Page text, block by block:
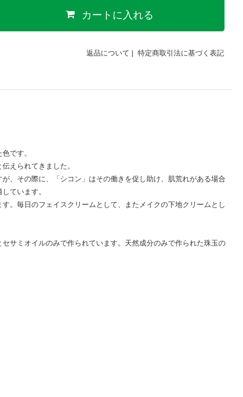
カートに入れる
返品について | 特定商取引法に基づく表記
です。
えられてきました。
、その際に、「シコン」はその働きを促し助け、肌荒れがある場合
ています。
。毎日のフェイスクリームとして、またメイクの下地クリームとし
サミオイルのみで作られています。天然成分のみで作られた珠玉の